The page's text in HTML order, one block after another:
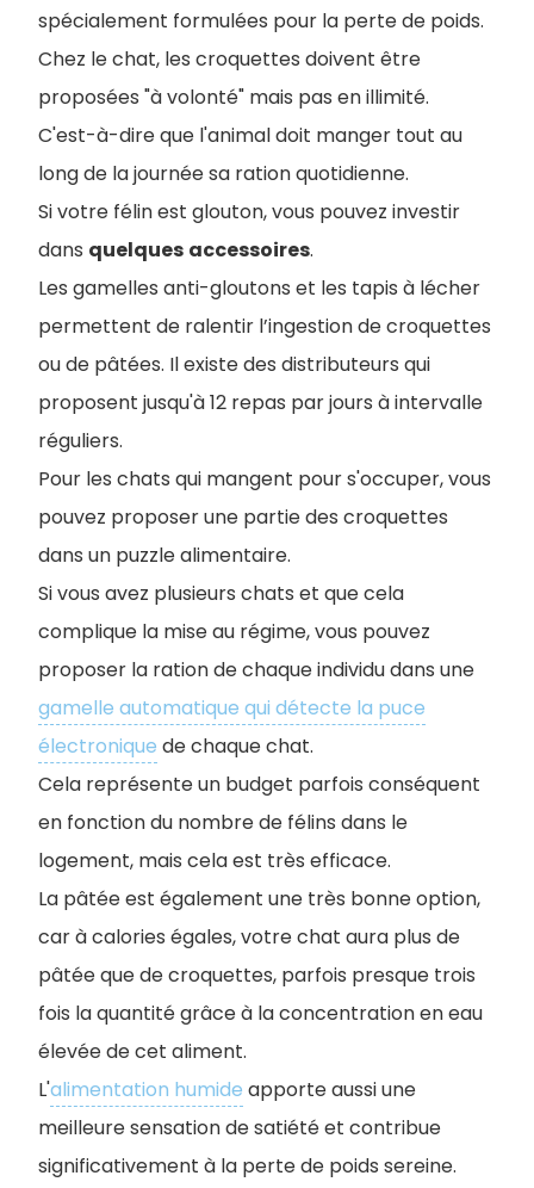
spécialement formulées pour la perte de poids.
Chez le chat, les croquettes doivent être
proposées "à volonté" mais pas en illimité.
C'est-à-dire que l'animal doit manger tout au
long de la journée sa ration quotidienne.
Si votre félin est glouton, vous pouvez investir
dans quelques accessoires.
Les gamelles anti-gloutons et les tapis à lécher
permettent de ralentir l’ingestion de croquettes
ou de pâtées. Il existe des distributeurs qui
proposent jusqu'à 12 repas par jours à intervalle
réguliers.
Pour les chats qui mangent pour s'occuper, vous
pouvez proposer une partie des croquettes
dans un puzzle alimentaire.
Si vous avez plusieurs chats et que cela
complique la mise au régime, vous pouvez
proposer la ration de chaque individu dans une
gamelle automatique qui détecte la puce
électronique de chaque chat.
Cela représente un budget parfois conséquent
en fonction du nombre de félins dans le
logement, mais cela est très efficace.
La pâtée est également une très bonne option,
car à calories égales, votre chat aura plus de
pâtée que de croquettes, parfois presque trois
fois la quantité grâce à la concentration en eau
élevée de cet aliment.
L'alimentation humide apporte aussi une
meilleure sensation de satiété et contribue
significativement à la perte de poids sereine.